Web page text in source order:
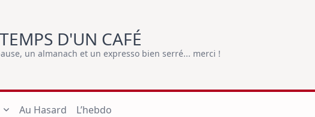
D'UN CAFÉ
un almanach et un expresso bien serré... merci !
Au Hasard L’hebdo